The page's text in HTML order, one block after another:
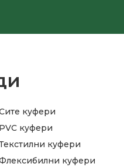
куфери
PVC куфери
куфери
куфери